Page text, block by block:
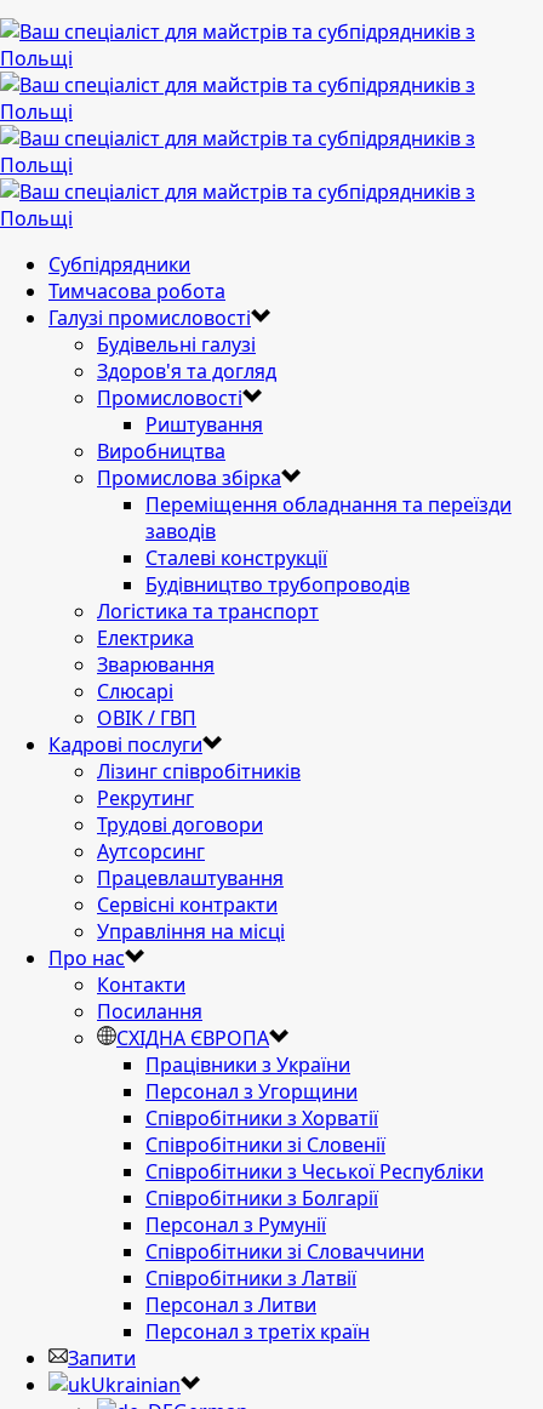
Субпідрядники
Тимчасова робота
Галузі промисловості
Будівельні галузі
Здоров'я та догляд
Промисловості
Риштування
Виробництва
Промислова збірка
Переміщення обладнання та переїзди
заводів
Сталеві конструкції
Будівництво трубопроводів
Логістика та транспорт
Електрика
Зварювання
Слюсарі
ОВІК / ГВП
Кадрові послуги
Лізинг співробітників
Рекрутинг
Трудові договори
Аутсорсинг
Працевлаштування
Сервісні контракти
Управління на місці
Про нас
Контакти
Посилання
СХІДНА ЄВРОПА
Працівники з України
Персонал з Угорщини
Співробітники з Хорватії
Співробітники зі Словенії
Співробітники з Чеської Республіки
Співробітники з Болгарії
Персонал з Румунії
Співробітники зі Словаччини
Співробітники з Латвії
Персонал з Литви
Персонал з третіх країн
Запити
Ukrainian